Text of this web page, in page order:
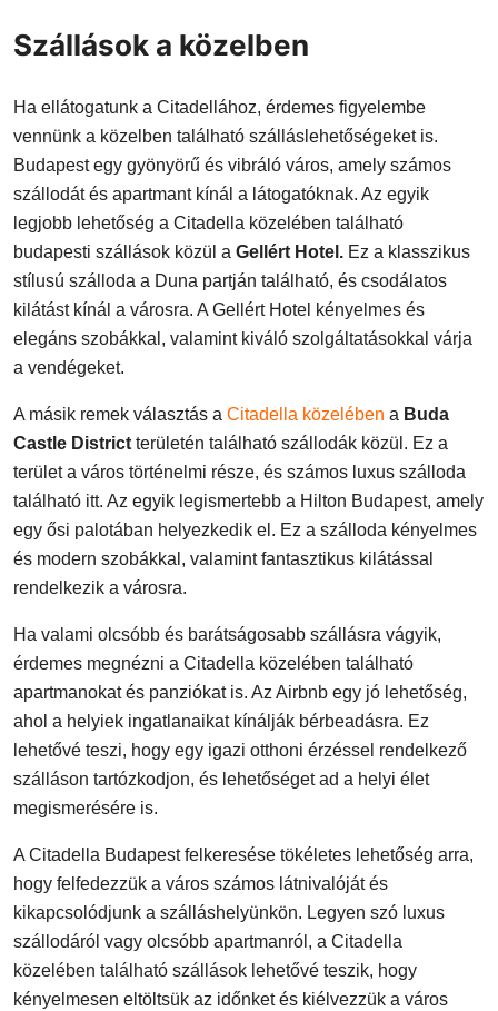
Szállások a közelben
Ha ellátogatunk a Citadellához, érdemes figyelembe
vennünk a közelben található szálláslehetőségeket is.
Budapest egy gyönyörű és vibráló város, amely számos
szállodát és apartmant kínál a látogatóknak. Az egyik
legjobb lehetőség a Citadella közelében található
budapesti szállások közül a Gellért Hotel. Ez a klasszikus
stílusú szálloda a Duna partján található, és csodálatos
kilátást kínál a városra. A Gellért Hotel kényelmes és
elegáns szobákkal, valamint kiváló szolgáltatásokkal várja
a vendégeket.
A másik remek választás a Citadella közelében a Buda
Castle District területén található szállodák közül. Ez a
terület a város történelmi része, és számos luxus szálloda
található itt. Az egyik legismertebb a Hilton Budapest, amely
egy ősi palotában helyezkedik el. Ez a szálloda kényelmes
és modern szobákkal, valamint fantasztikus kilátással
rendelkezik a városra.
Ha valami olcsóbb és barátságosabb szállásra vágyik,
érdemes megnézni a Citadella közelében található
apartmanokat és panziókat is. Az Airbnb egy jó lehetőség,
ahol a helyiek ingatlanaikat kínálják bérbeadásra. Ez
lehetővé teszi, hogy egy igazi otthoni érzéssel rendelkező
szálláson tartózkodjon, és lehetőséget ad a helyi élet
megismerésére is.
A Citadella Budapest felkeresése tökéletes lehetőség arra,
hogy felfedezzük a város számos látnivalóját és
kikapcsolódjunk a szálláshelyünkön. Legyen szó luxus
szállodáról vagy olcsóbb apartmanról, a Citadella
közelében található szállások lehetővé teszik, hogy
kényelmesen eltöltsük az időnket és kiélvezzük a város